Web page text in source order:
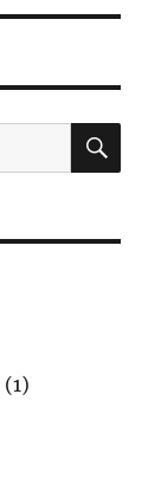
(1)